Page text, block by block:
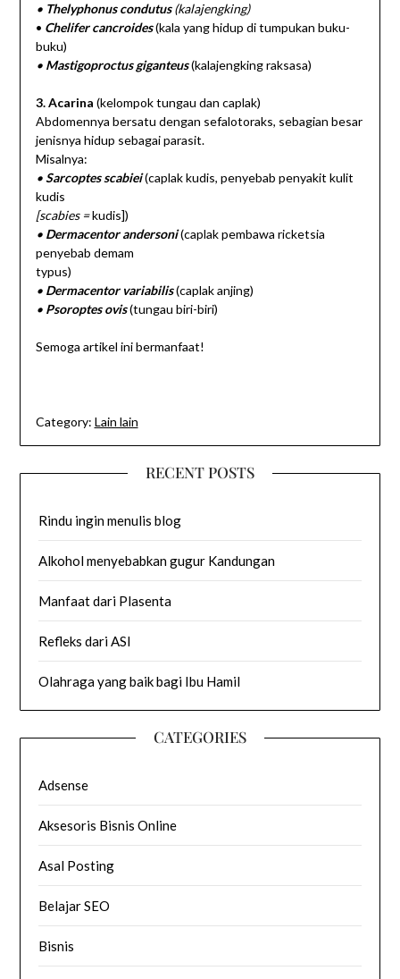
• Thelyphonus condutus(kalajengking)
• Chelifer cancroides(kala yang hidup di tumpukan buku-
buku)
• Mastigoproctus giganteus (kalajengking raksasa)
3. Acarina (kelompok tungau dan caplak)
Abdomennya bersatu dengan sefalotoraks, sebagian besar
jenisnya hidup sebagai parasit.
Misalnya:
•Sarcoptes scabiei(caplak kudis, penyebab penyakit kulit
kudis
[scabies =kudis])
•Dermacentor andersoni(caplak pembawa ricketsia
penyebab demam
typus)
• Dermacentor variabilis(caplak anjing)
• Psoroptes ovis(tungau biri-biri)
Semoga artikel ini bermanfaat!
Category: Lain lain
RECENT POSTS
Rindu ingin menulis blog
Alkohol menyebabkan gugur Kandungan
Manfaat dari Plasenta
Refleks dari ASI
Olahraga yang baik bagi Ibu Hamil
CATEGORIES
Adsense
Aksesoris Bisnis Online
Asal Posting
Belajar SEO
Bisnis